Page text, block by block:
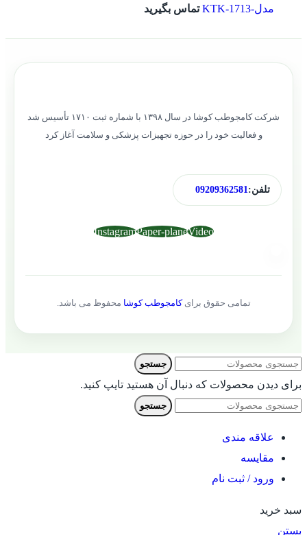
مدل-KTK-1713
تماس بگیرید
شرکت کامجوطب کوشا در سال ۱۳۹۸ با شماره ثبت ۱۷۱۰ تأسیس شد
و فعالیت خود را در حوزه تجهیزات پزشکی و سلامت آغاز کرد
تلفن: 09209362581
Video
Paper-plane
Instagram
تمامی حقوق برایکامجوطب کوشا محفوظ می باشد.
جستجو
برای دیدن محصولات که دنبال آن هستید تایپ کنید.
جستجو
علاقه مندی
مقایسه
ورود / ثبت نام
سبد خرید
بستن